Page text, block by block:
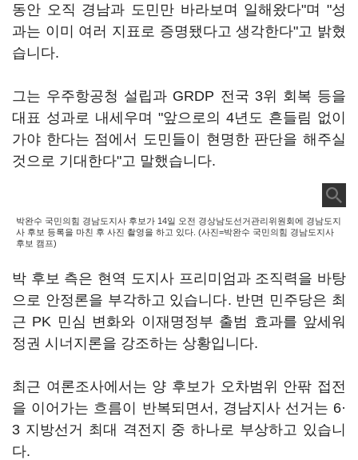
동안 오직 경남과 도민만 바라보며 일해왔다"며 "성
과는 이미 여러 지표로 증명됐다고 생각한다"고 밝혔
습니다.
그는 우주항공청 설립과 GRDP 전국 3위 회복 등을
대표 성과로 내세우며 "앞으로의 4년도 흔들림 없이
가야 한다는 점에서 도민들이 현명한 판단을 해주실
것으로 기대한다"고 말했습니다.
박완수 국민의힘 경남도지사 후보가 14일 오전 경상남도선거관리위원회에 경남도지
사 후보 등록을 마친 후 사진 촬영을 하고 있다. (사진=박완수 국민의힘 경남도지사
후보 캠프)
박 후보 측은 현역 도지사 프리미엄과 조직력을 바탕
으로 안정론을 부각하고 있습니다. 반면 민주당은 최
근 PK 민심 변화와 이재명정부 출범 효과를 앞세워
정권 시너지론을 강조하는 상황입니다.
최근 여론조사에서는 양 후보가 오차범위 안팎 접전
을 이어가는 흐름이 반복되면서, 경남지사 선거는 6·
3 지방선거 최대 격전지 중 하나로 부상하고 있습니
다.